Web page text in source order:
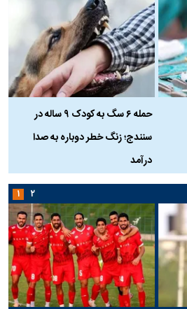
حمله ۶ سگ به کودک ۹ ساله در
سنندج؛ زنگ خطر دوباره به صدا
درآمد
۱ ۲